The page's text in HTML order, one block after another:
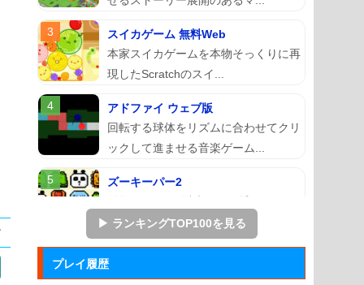
スイカゲーム 無料Web
本家スイカゲームを本物そっくりに再
現したScratchのスイ...
アドファイ ウェブ版
回転する球体をリズムに合わせてクリ
ックして進ませる音楽ゲーム...
ズーキーパー2
くパズルゲーム。
ぷよぷよ
落ちものパズルで有名な「ぷよぷよ」
▶ ランキングTOP100を見る
プレイ履歴